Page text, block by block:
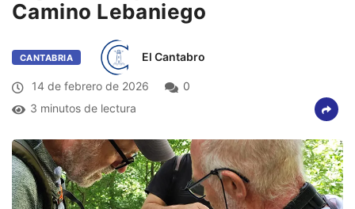
Camino Lebaniego
CANTABRIA El Cantabro
14 de febrero de 2026
0
3 minutos de lectura